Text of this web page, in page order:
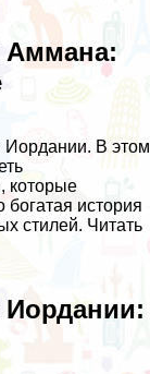
Аммана:
Иордании. В этом
которые
история
стилей. Читать
Иордании: